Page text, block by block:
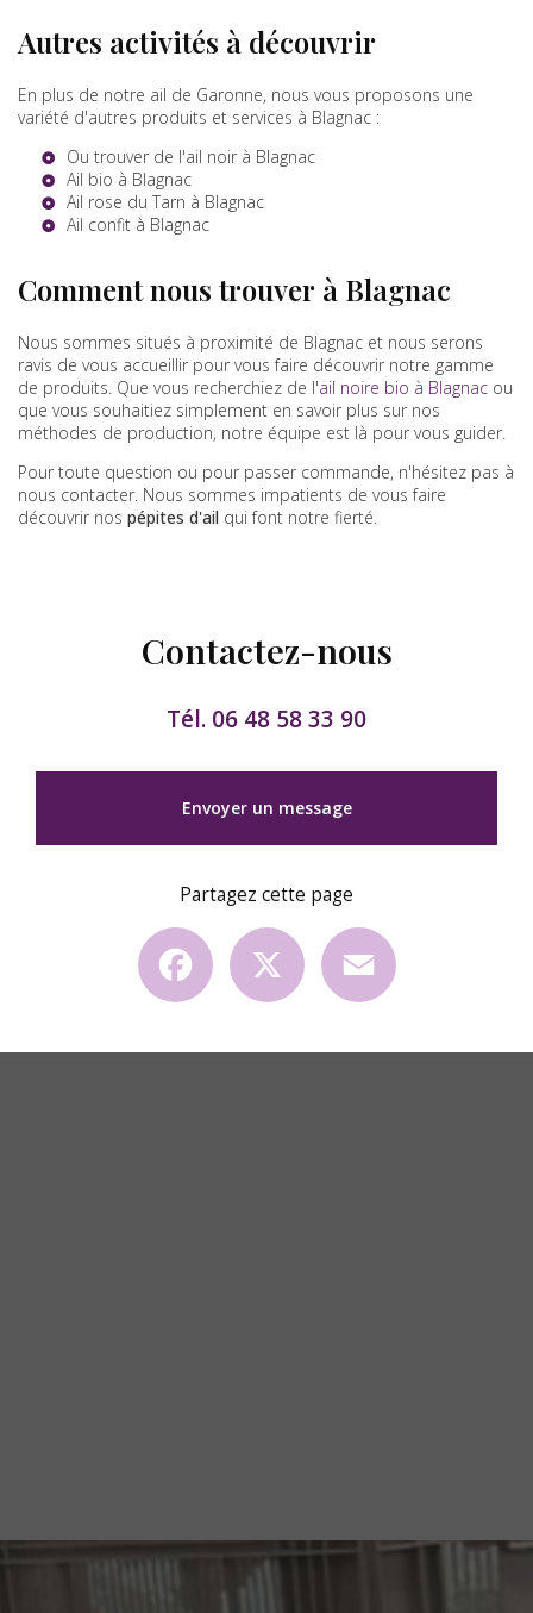
Autres activités à découvrir
En plus de notre ail de Garonne, nous vous proposons une
variété d'autres produits et services à Blagnac :
Ou trouver de l'ail noir à Blagnac
Ail bio à Blagnac
Ail rose du Tarn à Blagnac
Ail confit à Blagnac
Comment nous trouver à Blagnac
Nous sommes situés à proximité de Blagnac et nous serons
ravis de vous accueillir pour vous faire découvrir notre gamme
de produits. Que vous recherchiez de l'ail noire bio à Blagnac ou
que vous souhaitiez simplement en savoir plus sur nos
méthodes de production, notre équipe est là pour vous guider.
Pour toute question ou pour passer commande, n'hésitez pas à
nous contacter. Nous sommes impatients de vous faire
découvrir nos pépites d'ail qui font notre fierté.
Contactez-nous
Tél. 06 48 58 33 90
Envoyer un message
Partagez cette page
Facebook